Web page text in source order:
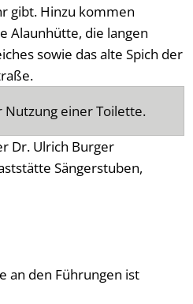
gibt. Hinzu kommen
Alaunhütte, die langen
sowie das alte Spich der
Nutzung einer Toilette.
Dr. Ulrich Burger
Sängerstuben,
an den Führungen ist